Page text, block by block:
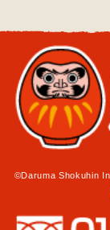
©Daruma Shokuhin